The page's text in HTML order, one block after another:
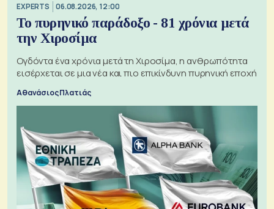
EXPERTS 06.08.2026, 12:00
Το πυρηνικό παράδοξο - 81 χρόνια μετά
την Χιροσίμα
Ογδόντα ένα χρόνια μετά τη Χιροσίμα, η ανθρωπότητα
εισέρχεται σε μια νέα και πιο επικίνδυνη πυρηνική εποχή
Αθανάσιος Πλατιάς